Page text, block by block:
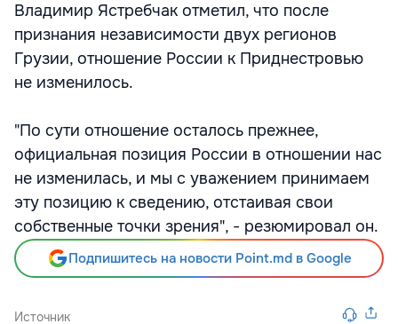
Владимир Ястребчак отметил, что после
признания независимости двух регионов
Грузии, отношение России к Приднестровью
не изменилось.
"По сути отношение осталось прежнее,
официальная позиция России в отношении нас
не изменилась, и мы с уважением принимаем
эту позицию к сведению, отстаивая свои
собственные точки зрения", - резюмировал он.
Подпишитесь на новости Point.md в Google
Источник